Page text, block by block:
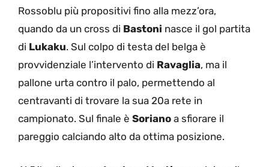
Rossoblu più propositivi fino alla mezz’ora,
quando da un cross di Bastoni nasce il gol partita
di Lukaku. Sul colpo di testa del belga è
provvidenziale l’intervento di Ravaglia, ma il
pallone urta contro il palo, permettendo al
centravanti di trovare la sua 20a rete in
campionato. Sul finale è Soriano a sfiorare il
pareggio calciando alto da ottima posizione.